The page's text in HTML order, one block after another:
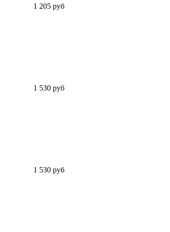
1 205 руб
1 530 руб
1 530 руб